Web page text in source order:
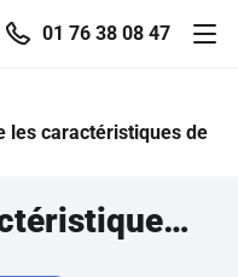
01 76 38 08 47
les caractéristiques de
Connaître les caractéristiques de la Constitution